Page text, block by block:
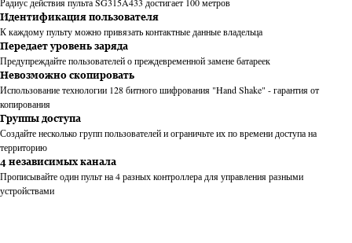
Идентификация пользователя
К каждому пульту можно привязать контактные данные владельца
Передает уровень заряда
Предупреждайте пользователей о преждевременной замене батареек
Невозможно скопировать
Использование технологии 128 битного шифрования "Hand Shake" - гарантия от
копирования
Группы доступа
Создайте несколько групп пользователей и ограничьте их по времени доступа на
территорию
4 независимых канала
Прописывайте один пульт на 4 разных контроллера для управления разными
устройствами